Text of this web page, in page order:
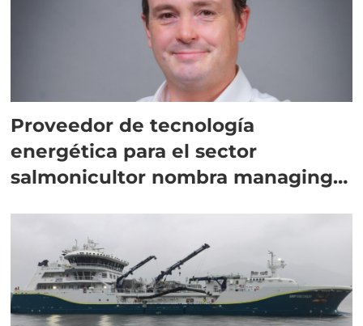
Proveedor de tecnología
energética para el sector
salmonicultor nombra managing